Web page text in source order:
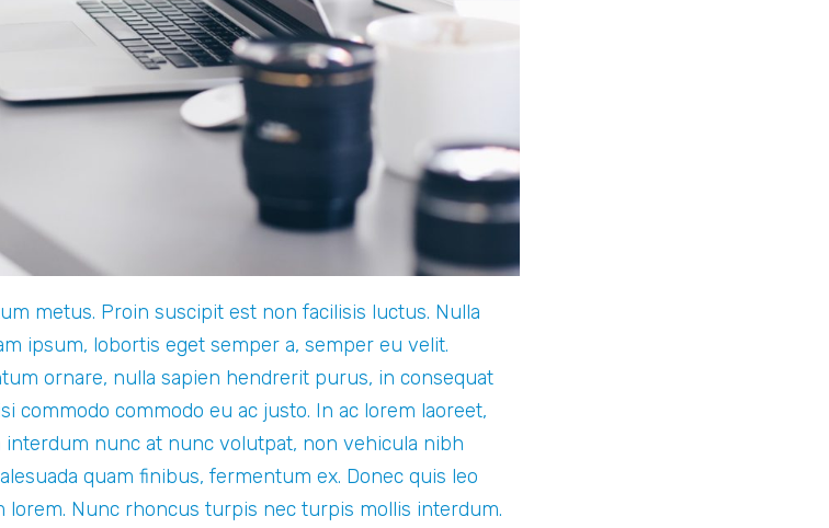
metus. Proin suscipit est non facilisis luctus. Nulla
ipsum, lobortis eget semper a, semper eu velit.
ornare, nulla sapien hendrerit purus, in consequat
commodo commodo eu ac justo. In ac lorem laoreet,
nunc at nunc volutpat, non vehicula nibh
quam finibus, fermentum ex. Donec quis leo
lorem. Nunc rhoncus turpis nec turpis mollis interdum.